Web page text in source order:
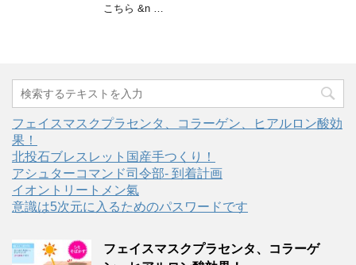
こちら &n …
フェイスマスクプラセンタ、コラーゲン、ヒアルロン酸効
果！
北投石ブレスレット国産手つくり！
アシュターコマンド司令部- 到着計画
イオントリートメン氣
意識は5次元に入るためのパスワードです
フェイスマスクプラセンタ、コラーゲ